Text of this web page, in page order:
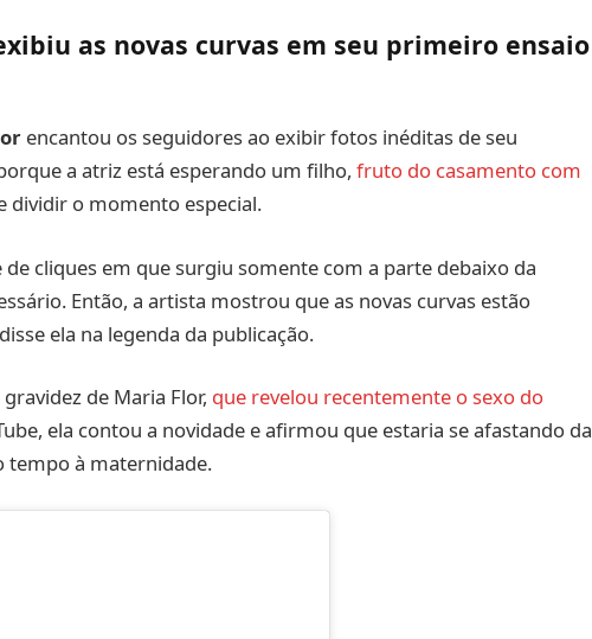
as novas curvas em seu primeiro ensaio
encantou os seguidores ao exibir fotos inéditas de seu
a atriz está esperando um filho, fruto do casamento com
dividir o momento especial.
cliques em que surgiu somente com a parte debaixo da
Então, a artista mostrou que as novas curvas estão
ela na legenda da publicação.
de Maria Flor, que revelou recentemente o sexo do
ela contou a novidade e afirmou que estaria se afastando da
tempo à maternidade.